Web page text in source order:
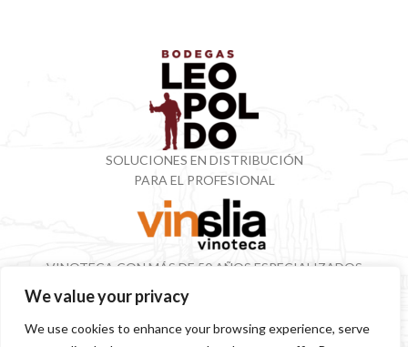
We value your privacy
We use cookies to enhance your browsing experience, serve
SOLUCIONES EN DISTRIBUCIÓN
PARA EL PROFESIONAL
VINOTECA CON MÁS DE 50 AÑOS ESPECIALIZADOS
EN VINOS Y DESTILADOS